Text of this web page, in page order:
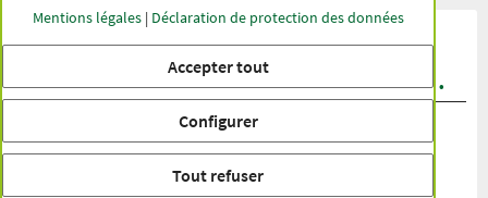
Évaluation du produit Gélules
hebdomadaires Vitamine D3 5.600 U.I.
Mentions légales| Déclaration de protection des données
Accepter tout
Configurer
Tout refuser